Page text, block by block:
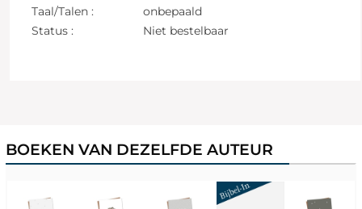
Taal/Talen :
onbepaald
Status :
Niet bestelbaar
BOEKEN VAN DEZELFDE AUTEUR